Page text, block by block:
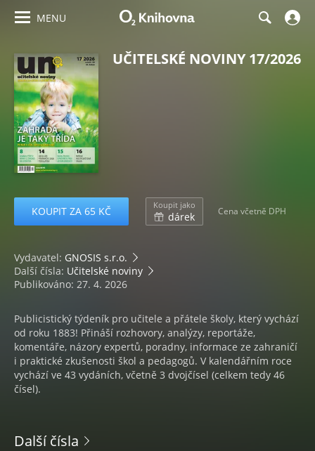
MENU
UČITELSKÉ NOVINY 17/2026
KOUPIT ZA 65 KČ Koupit jako
dárek Cena včetně DPH
Vydavatel: GNOSIS s.r.o.
Další čísla: Učitelské noviny
Publikováno: 27. 4. 2026
Publicistický týdeník pro učitele a přátele školy, který vychází
od roku 1883! Přináší rozhovory, analýzy, reportáže,
komentáře, názory expertů, poradny, informace ze zahraničí
i praktické zkušenosti škol a pedagogů. V kalendářním roce
vychází ve 43 vydáních, včetně 3 dvojčísel (celkem tedy 46
čísel).
Další čísla